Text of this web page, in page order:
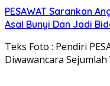
PESAWAT Sarankan
Asal Bunyi Dan Jadi
Teks Foto : Pendiri
Diwawancara